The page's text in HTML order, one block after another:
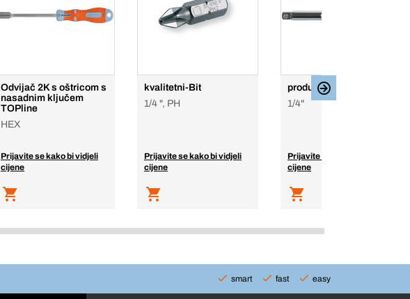
Odvijač 2K s oštricom s
nasadnim ključem
TOPline
HEX
Prijavite se kako bi vidjeli
cijene
kvalitetni-Bit
1/4 ", PH
Prijavite se kako bi vidjeli
cijene
produžetak
1/4"
Prijavite se kako bi vidjeli
cijene
smart fast easy